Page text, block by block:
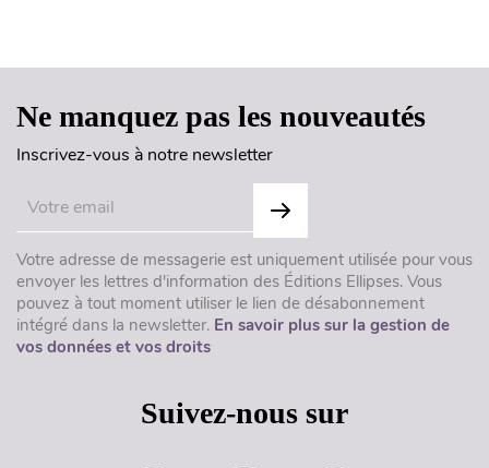
Ne manquez pas les nouveautés
Inscrivez-vous à notre newsletter
Votre adresse de messagerie est uniquement utilisée pour vous
envoyer les lettres d'information des Éditions Ellipses. Vous
pouvez à tout moment utiliser le lien de désabonnement
intégré dans la newsletter. En savoir plus sur la gestion de
vos données et vos droits
Suivez-nous sur